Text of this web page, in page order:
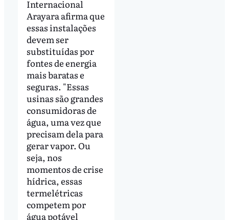
Internacional
Arayara afirma que
essas instalações
devem ser
substituídas por
fontes de energia
mais baratas e
seguras. "Essas
usinas são grandes
consumidoras de
água, uma vez que
precisam dela para
gerar vapor. Ou
seja, nos
momentos de crise
hídrica, essas
termelétricas
competem por
água potável